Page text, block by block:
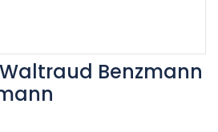
Benzmann